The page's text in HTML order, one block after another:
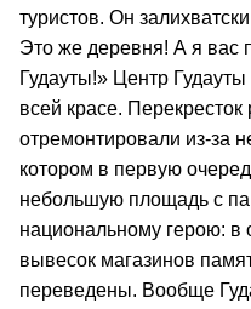
туристов. Он
Это же деревня! А я вас
Гудауты!» Центр
всей красе.
отремонтировали из-за
котором в первую
небольшую площадь с
национальному герою: в
вывесок магазинов
переведены. Вообще